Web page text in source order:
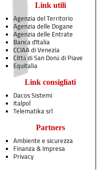
Link utili
Agenzia del Territorio
Agenzia delle Dogane
Agenzia delle Entrate
Banca d'Italia
CCIAA di Venezia
Città di San Donà di Piave
Equitalia
Link consigliati
Dacos Sistemi
Italpol
Telematika srl
Partners
Ambiente e sicurezza
Finanza & Impresa
Privacy